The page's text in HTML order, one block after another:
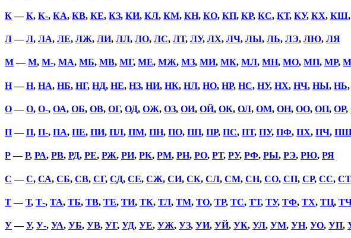
К—К, К-, КА, КВ, КЕ, КЗ, КИ, КЛ, КМ, КН, КО, КП, КР, КС, КТ, КУ, КХ, КШ,
Л—Л, ЛА, ЛЕ, ЛЖ, ЛИ, ЛЛ, ЛО, ЛС, ЛТ, ЛУ, ЛХ, ЛЧ, ЛЫ, ЛЬ, ЛЭ, ЛЮ, ЛЯ
М—М, М-, МА, МБ, МВ, МГ, МЕ, МЖ, МЗ, МИ, МК, МЛ, МН, МО, МП, МР,
Н—Н, НА, НБ, НГ, НД, НЕ, НЗ, НИ, НК, НЛ, НО, НР, НС, НУ, НХ, НЧ, НЫ, НЬ,
О—О, О-, ОА, ОБ, ОВ, ОГ, ОД, ОЖ, ОЗ, ОИ, ОЙ, ОК, ОЛ, ОМ, ОН, ОО, ОП, ОР,
П—П, П-, ПА, ПЕ, ПИ, ПЛ, ПМ, ПН, ПО, ПП, ПР, ПС, ПТ, ПУ, ПФ, ПХ, ПЧ,
Р—Р, РА, РВ, РД, РЕ, РЖ, РИ, РК, РМ, РН, РО, РТ, РУ, РФ, РЫ, РЭ, РЮ, РЯ
С —С, СА, СБ, СВ, СГ, СД, СЕ, СЖ, СИ, СК, СЛ, СМ, СН, СО, СП, СР, СС, СТ
Т—Т, Т-, ТА, ТБ, ТВ, ТЕ, ТИ, ТК, ТЛ, ТМ, ТО, ТР, ТС, ТТ, ТУ, ТФ, ТХ, ТЦ,
У—У, У-, УА, УБ, УВ, УГ, УД, УЕ, УЖ, УЗ, УИ, УЙ, УК, УЛ, УМ, УН, УО, УП,